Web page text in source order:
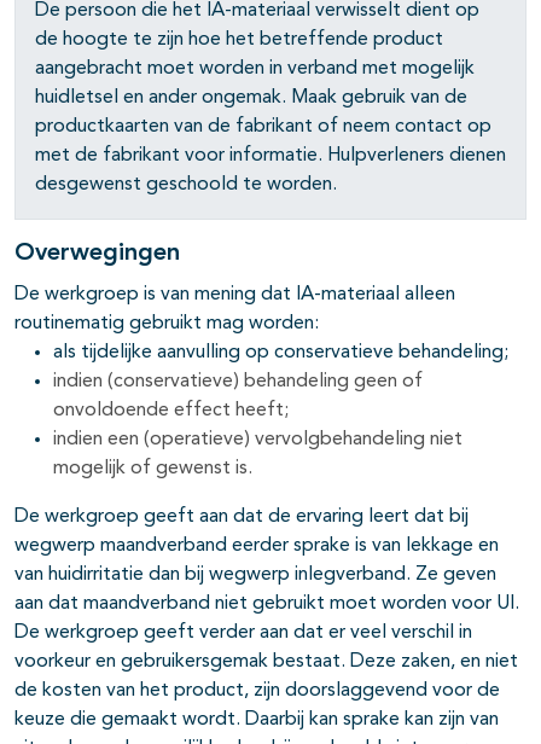
De persoon die het IA-materiaal verwisselt dient op
de hoogte te zijn hoe het betreffende product
aangebracht moet worden in verband met mogelijk
huidletsel en ander ongemak. Maak gebruik van de
productkaarten van de fabrikant of neem contact op
met de fabrikant voor informatie. Hulpverleners dienen
desgewenst geschoold te worden.
Overwegingen
De werkgroep is van mening dat IA-materiaal alleen
routinematig gebruikt mag worden:
als tijdelijke aanvulling op conservatieve behandeling;
indien (conservatieve) behandeling geen of
onvoldoende effect heeft;
indien een (operatieve) vervolgbehandeling niet
mogelijk of gewenst is.
De werkgroep geeft aan dat de ervaring leert dat bij
wegwerp maandverband eerder sprake is van lekkage en
van huidirritatie dan bij wegwerp inlegverband. Ze geven
aan dat maandverband niet gebruikt moet worden voor UI.
De werkgroep geeft verder aan dat er veel verschil in
voorkeur en gebruikersgemak bestaat. Deze zaken, en niet
de kosten van het product, zijn doorslaggevend voor de
keuze die gemaakt wordt. Daarbij kan sprake kan zijn van